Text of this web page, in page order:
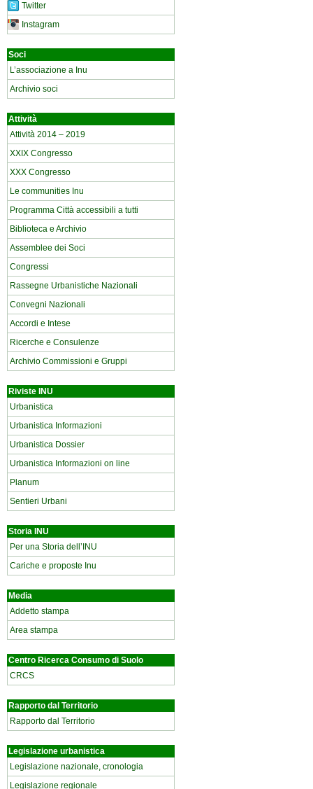
Twitter
Instagram
Soci
L’associazione a Inu
Archivio soci
Attività
Attività 2014 – 2019
XXIX Congresso
XXX Congresso
Le communities Inu
Programma Città accessibili a tutti
Biblioteca e Archivio
Assemblee dei Soci
Congressi
Rassegne Urbanistiche Nazionali
Convegni Nazionali
Accordi e Intese
Ricerche e Consulenze
Archivio Commissioni e Gruppi
Riviste INU
Urbanistica
Urbanistica Informazioni
Urbanistica Dossier
Urbanistica Informazioni on line
Planum
Sentieri Urbani
Storia INU
Per una Storia dell’INU
Cariche e proposte Inu
Media
Addetto stampa
Area stampa
Centro Ricerca Consumo di Suolo
CRCS
Rapporto dal Territorio
Rapporto dal Territorio
Legislazione urbanistica
Legislazione nazionale, cronologia
Legislazione regionale